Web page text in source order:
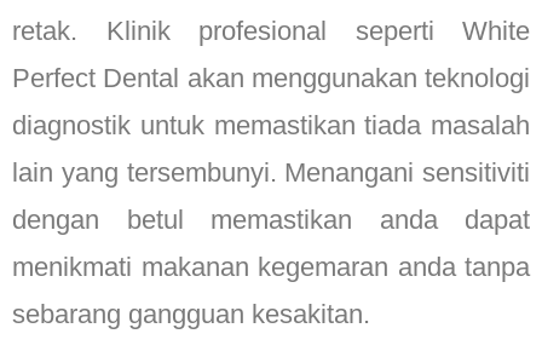
retak. Klinik profesional seperti White
Perfect Dental akan menggunakan teknologi
diagnostik untuk memastikan tiada masalah
lain yang tersembunyi. Menangani sensitiviti
dengan betul memastikan anda dapat
menikmati makanan kegemaran anda tanpa
sebarang gangguan kesakitan.